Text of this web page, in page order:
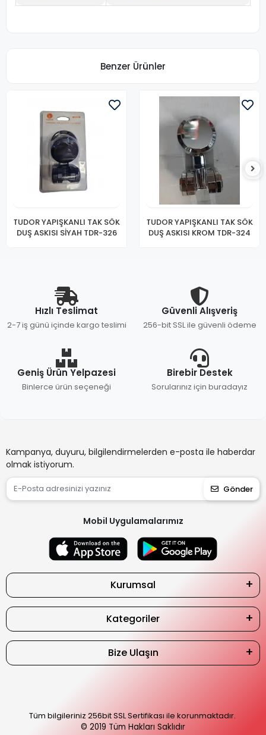
Benzer Ürünler
TUDOR YAPIŞKANLI TAK SÖK
DUŞ ASKISI SİYAH TDR-326
TUDOR YAPIŞKANLI TAK SÖK
DUŞ ASKISI KROM TDR-324
Hızlı Teslimat
2-7 iş günü içinde kargo teslimi
Güvenli Alışveriş
256-bit SSL ile güvenli ödeme
Geniş Ürün Yelpazesi
Binlerce ürün seçeneği
Birebir Destek
Sorularınız için buradayız
Kampanya, duyuru, bilgilendirmelerden e-posta ile haberdar
olmak istiyorum.
Gönder
Mobil Uygulamalarımız
Kurumsal
Kategoriler
Bize Ulaşın
Tüm bilgileriniz 256bit SSL Sertifikası ile korunmaktadır.
© 2019 Tüm Hakları Saklıdır